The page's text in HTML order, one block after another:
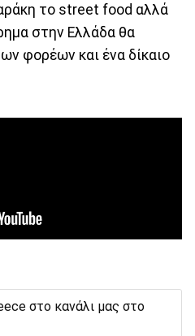
το street food αλλά
στην Ελλάδα θα
φορέων και ένα δίκαιο
στο κανάλι μας στο